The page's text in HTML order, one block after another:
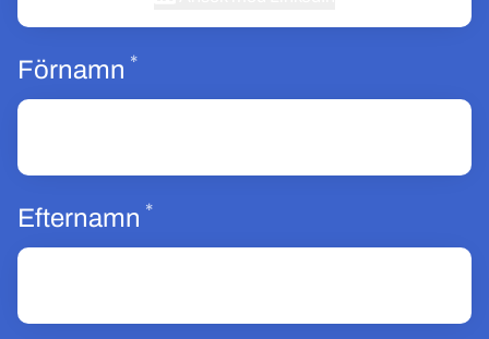
Förnamn *Obligatoriskt
Efternamn *Obligatoriskt